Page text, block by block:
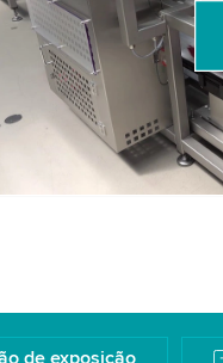
de vídeo que pode coletar
favor, reveja os detalhes e
este vídeo.
Aceitar Mais
de exposição